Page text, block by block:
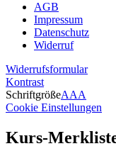
AGB
Impressum
Datenschutz
Widerruf
Widerrufsformular
Kontrast
SchriftgrößeAAA
Cookie Einstellungen
Kurs-